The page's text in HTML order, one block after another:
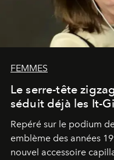
FEMMES
Le serre-tête
séduit déjà les It-
Repéré sur le podium
emblème des années
nouvel accessoire